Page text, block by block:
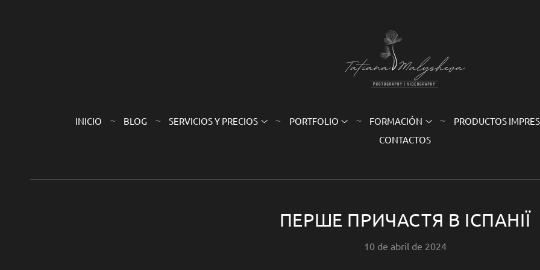
INICIO BLOG SERVICIOS Y PRECIOS PORTFOLIO FORMACIÓN PRODUCTOS
CONTACTOS
ПЕРШЕ ПРИЧАСТЯ В ІСПАНІЇ
10 de abril de 2024